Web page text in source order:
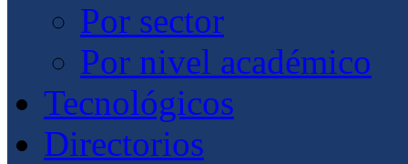
Por sector
Por nivel académico
Tecnológicos
Directorios